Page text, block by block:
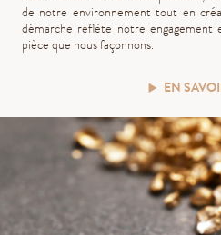
de notre environnement tout en
démarche reflète notre engagement
pièce que nous façonnons.
EN